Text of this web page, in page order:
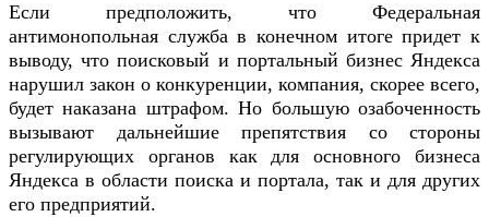
Если предположить, что Федеральная
антимонопольная служба в конечном итоге придет к
выводу, что поисковый и портальный бизнес Яндекса
нарушил закон о конкуренции, компания, скорее всего,
будет наказана штрафом. Но большую озабоченность
вызывают дальнейшие препятствия со стороны
регулирующих органов как для основного бизнеса
Яндекса в области поиска и портала, так и для других
его предприятий.